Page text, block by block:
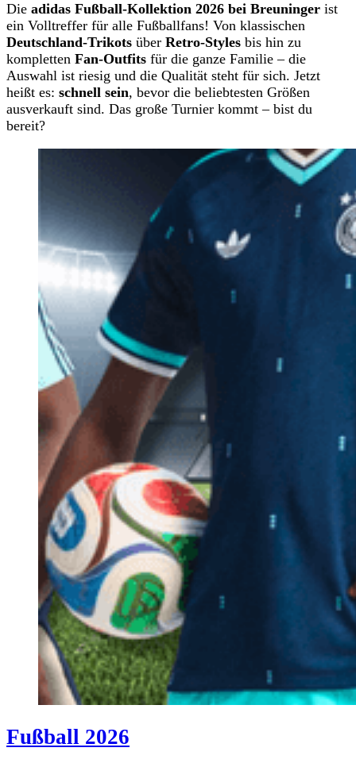
Die adidas Fußball-Kollektion 2026 bei Breuninger ist
ein Volltreffer für alle Fußballfans! Von klassischen
Deutschland-Trikots über Retro-Styles bis hin zu
kompletten Fan-Outfits für die ganze Familie – die
Auswahl ist riesig und die Qualität steht für sich. Jetzt
heißt es: schnell sein, bevor die beliebtesten Größen
ausverkauft sind. Das große Turnier kommt – bist du
bereit?
Fußball 2026